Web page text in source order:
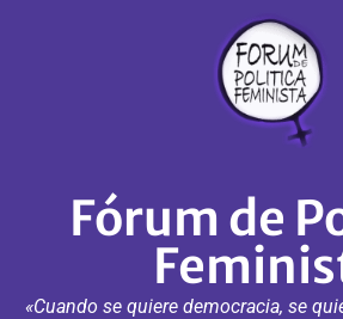
Fórum de
«Cuando se quiere democracia, se